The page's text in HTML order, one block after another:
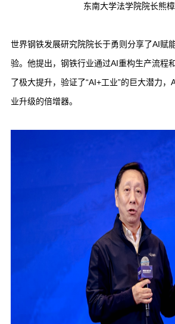
东南大学法学院院长熊
世界钢铁发展研究院院长于勇则分享了AI赋
验。他提出，钢铁行业通过AI重构生产流程
了极大提升，验证了“AI+工业”的巨大潜力
业升级的倍增器。